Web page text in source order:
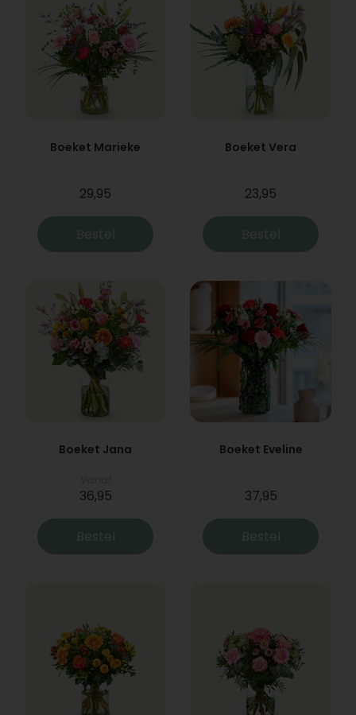
Boeket Marieke
29,95
Bestel
Boeket Vera
23,95
Bestel
Boeket Jana
36,95
Bestel
Boeket Eveline
37,95
Bestel